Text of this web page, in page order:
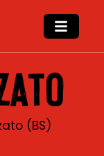
(BS)